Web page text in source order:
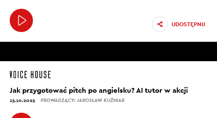
UDOSTĘPNIJ
Jak przygotować pitch po angielsku? AI tutor w akcji
13.10.2025 PROWADZĄCY: JAROSŁAW KUŹNIAR